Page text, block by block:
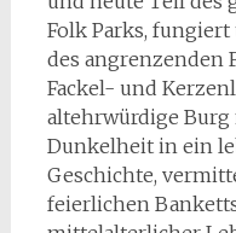
Folk Parks,
des angrenzenden
Fackel- und
altehrwürdige
Dunkelheit in ein
Geschichte,
feierlichen